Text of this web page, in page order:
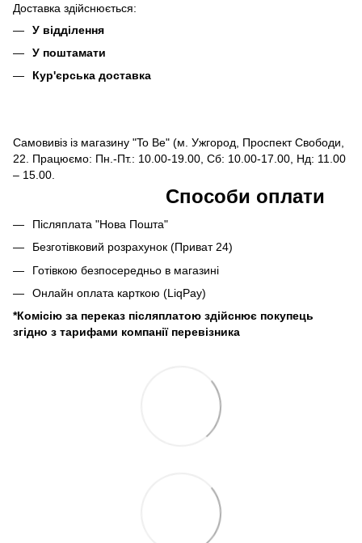
Доставка здійснюється:
У відділення
У поштамати
Кур'єрська доставка
Самовивіз із магазину "To Be" (м. Ужгород, Проспект Свободи,
22. Працюємо: Пн.-Пт.: 10.00-19.00, Сб: 10.00-17.00, Нд: 11.00
– 15.00.
Способи оплати
Післяплата "Нова Пошта"
Безготівковий розрахунок (Приват 24)
Готівкою безпосередньо в магазині
Онлайн оплата карткою (LiqPay)
*Комісію за переказ післяплатою здійснює покупець
згідно з тарифами компанії перевізника